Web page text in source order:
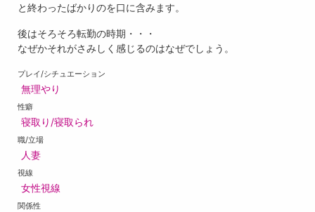
と終わったばかりのを口に含みます。
後はそろそろ転勤の時期・・・
なぜかそれがさみしく感じるのはなぜでしょう。
プレイ/シチュエーション
無理やり
性癖
寝取り/寝取られ
職/立場
人妻
視線
女性視線
関係性